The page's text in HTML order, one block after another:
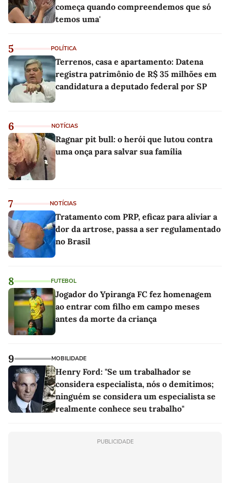
começa quando compreendemos que só
temos uma'
5 POLÍTICA
Terrenos, casa e apartamento: Datena
registra patrimônio de R$ 35 milhões em
candidatura a deputado federal por SP
6 NOTÍCIAS
Ragnar pit bull: o herói que lutou contra
uma onça para salvar sua família
7 NOTÍCIAS
Tratamento com PRP, eficaz para aliviar a
dor da artrose, passa a ser regulamentado
no Brasil
8 FUTEBOL
Jogador do Ypiranga FC fez homenagem
ao entrar com filho em campo meses
antes da morte da criança
9 MOBILIDADE
Henry Ford: "Se um trabalhador se
considera especialista, nós o demitimos;
ninguém se considera um especialista se
realmente conhece seu trabalho"
PUBLICIDADE